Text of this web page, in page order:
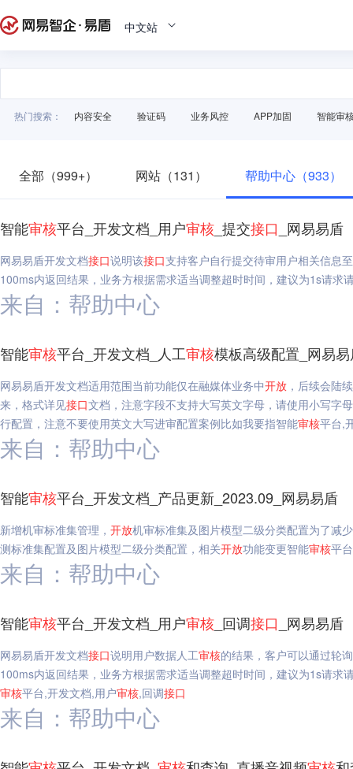
中文站
热门搜索： 内容安全 验证码 业务风控 APP加固 智能审
全部（999+） 网站（131） 帮助中心（933）
智能审核平台_开发文档_用户审核 _提交接口 _网易易盾
网易易盾开发文档接口说明该接口支持客户自行提交待审用户相关信息
100ms内返回结果，业务方根据需求适当调整超时时间，建议为1s请求
来自：帮助中心
智能审核平台_开发文档_人工审核模板高级配置_网易
网易易盾开发文档适用范围当前功能仅在融媒体业务中开放 ，后续会陆
来，格式详见接口文档，注意字段不支持大写英文字母，请使用小写字
行配置，注意不要使用英文大写进审配置案例比如我要指智能审核平台,
来自：帮助中心
智能审核平台_开发文档_产品更新_2023.09_网易易盾
新增机审标准集管理， 开放机审标准集及图片模型二级分类配置为了减
测标准集配置及图片模型二级分类配置，相关开放功能变更智能审核平
来自：帮助中心
智能审核平台_开发文档_用户审核 _回调接口 _网易易盾
网易易盾开发文档接口说明用户数据人工审核的结果，客户可以通过轮
100ms内返回结果，业务方根据需求适当调整超时时间，建议为1s请
审核平台,开发文档,用户审核,回调接口
来自：帮助中心